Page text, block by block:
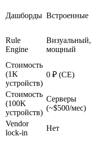
Дашборды Встроенные
Rule
Engine
Визуальный,
мощный
Стоимость
(1K
устройств)
0 ₽ (CE)
Стоимость
(100K
устройств)
Серверы
(~$500/мес)
Vendor
lock-in
Нет